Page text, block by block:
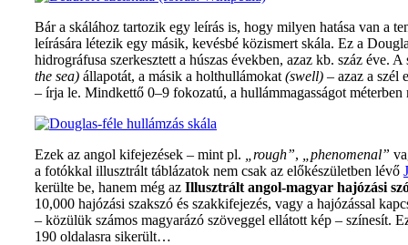
Bár a skálához tartozik egy leírás is, hogy milyen hatása van a
leírására létezik egy másik, kevésbé közismert skála. Ez a
hidrográfusa szerkesztett a húszas években, azaz kb. száz éve.
the sea) állapotát, a másik a holthullámokat (swell) – azaz a szél
– írja le. Mindkettő 0–9 fokozatú, a hullámmagasságot méterben
Ezek az angol kifejezések – mint pl. „rough”, „phenomenal”
a fotókkal illusztrált táblázatok nem csak az előkészületben lévő
kerülte be, hanem még az Illusztrált angol-magyar hajózási
10,000 hajózási szakszó és szakkifejezés, vagy a hajózással
– közülük számos magyarázó szöveggel ellátott kép – színesít.
190 oldalasra sikerült…